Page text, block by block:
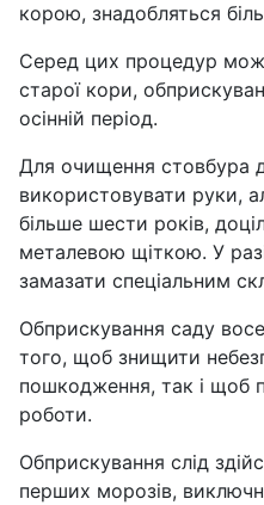
корою, знадобляться
Серед цих процедур
старої кори,
осінній період.
Для очищення стовбура
використовувати руки,
більше шести років,
металевою щіткою. У
замазати спеціальним
Обприскування саду
того, щоб знищити
пошкодження, так і щоб
роботи.
Обприскування слід
перших морозів,